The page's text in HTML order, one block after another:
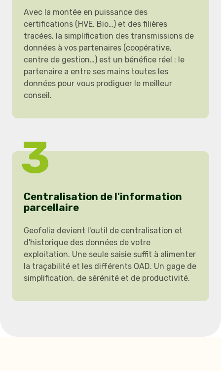
Avec la montée en puissance des
certifications (HVE, Bio…) et des filières
tracées, la simplification des transmissions de
données à vos partenaires (coopérative,
centre de gestion…) est un bénéfice réel : le
partenaire a entre ses mains toutes les
données pour vous prodiguer le meilleur
conseil.
3
Centralisation de l'information
parcellaire
Geofolia devient l'outil de centralisation et
d'historique des données de votre
exploitation. Une seule saisie suffit à alimenter
la traçabilité et les différents OAD. Un gage de
simplification, de sérénité et de productivité.